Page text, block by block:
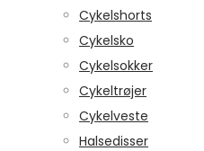
Cykelshorts
Cykelsko
Cykelsokker
Cykeltrøjer
Cykelveste
Halsedisser